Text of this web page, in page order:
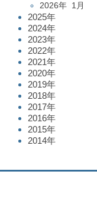
2026年 1月
2025年
2024年
2023年
2022年
2021年
2020年
2019年
2018年
2017年
2016年
2015年
2014年